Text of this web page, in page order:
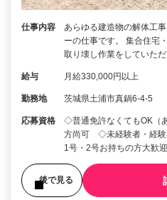
仕事内容
あらゆる建造物の解体工
ーの仕事です。 集合住宅
取り壊し作業をしていた
給与 月給330,000円以上
勤務地 茨城県土浦市真鍋6-4-5
応募資格
◇普通免許なくてもOK
方尚可 ◇未経験者・経
1号・2号お持ちの方大歓迎
後で見る